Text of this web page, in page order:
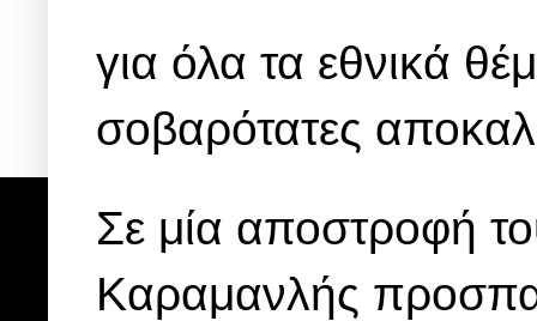
για όλα τα εθνικά
σοβαρότατες
Σε μία αποστροφή
Καραμανλής